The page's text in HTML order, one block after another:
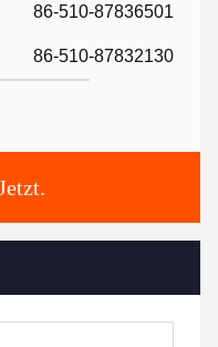
86-510-87836501
86-510-87832130